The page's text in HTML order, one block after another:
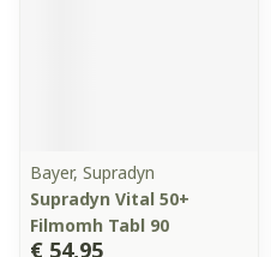
Bayer, Supradyn
Supradyn Vital 50+
Filmomh Tabl 90
€ 54,95